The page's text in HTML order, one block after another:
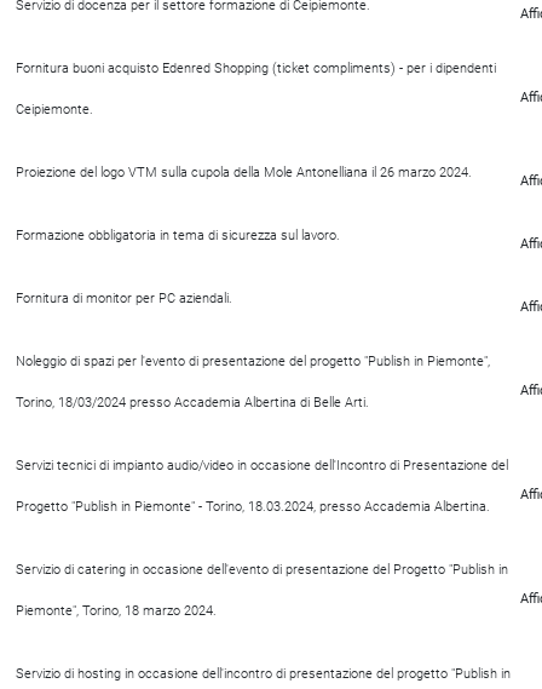
Servizio di docenza per il settore formazione di Ceipiemonte.
Fornitura buoni acquisto Edenred Shopping (ticket compliments) - per i dipendenti
Ceipiemonte.
Proiezione del logo VTM sulla cupola della Mole Antonelliana il 26 marzo 2024.
Formazione obbligatoria in tema di sicurezza sul lavoro.
Fornitura di monitor per PC aziendali.
Noleggio di spazi per l'evento di presentazione del progetto "Publish in Piemonte",
Torino, 18/03/2024 presso Accademia Albertina di Belle Arti.
Servizi tecnici di impianto audio/video in occasione dell'Incontro di Presentazione del
Progetto "Publish in Piemonte" - Torino, 18.03.2024, presso Accademia Albertina.
Servizio di catering in occasione dell'evento di presentazione del Progetto "Publish in
Piemonte", Torino, 18 marzo 2024.
Servizio di hosting in occasione dell'incontro di presentazione del progetto "Publish in